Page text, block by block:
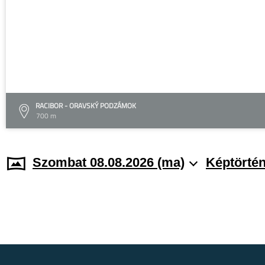
RACIBOR - ORAVSKÝ PODZÁMOK
700 m
Szombat 08.08.2026 (ma)